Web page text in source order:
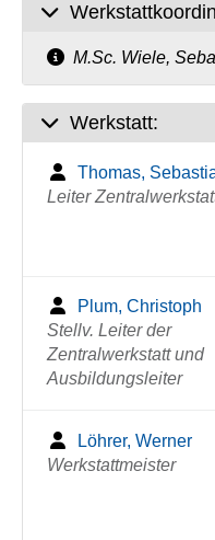
M.Sc. Wiele,
Werkstatt:
Thomas,
Leiter
Plum, Christoph
Stellv. Leiter der
Zentralwerkstatt und
Ausbildungsleiter
Löhrer, Werner
Werkstattmeister